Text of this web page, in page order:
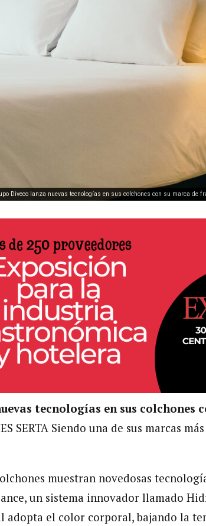
Diveco lanza nuevas tecnologías en sus colchones con su marca de
tecnologías en sus colchones
SERTA Siendo una de sus marcas
muestran novedosas
un sistema innovador llamado
adopta el color corporal, bajando la